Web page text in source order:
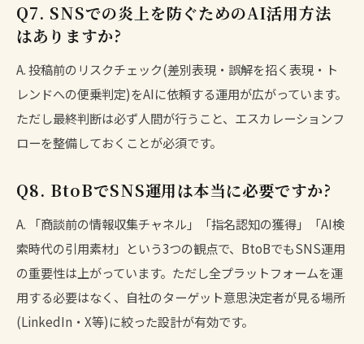
Q7. SNSでの炎上を防ぐためのAI活用方法
はありますか?
A. 投稿前のリスクチェック(差別表現・誤解を招く表現・ト
レンドへの便乗判定)をAIに依頼する運用が広がっています。
ただし最終判断は必ず人間が行うこと、エスカレーションフ
ローを整備しておくことが必須です。
Q8. BtoBでSNS運用は本当に必要ですか?
A. 「商談前の情報収集チャネル」「指名認知の獲得」「AI検
索時代の引用素材」という3つの観点で、BtoBでもSNS運用
の重要性は上がっています。ただし全プラットフォームを運
用する必要はなく、自社のターゲット意思決定者が見る場所
(LinkedIn・X等)に絞った設計が有効です。